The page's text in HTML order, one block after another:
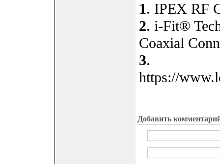
1. IPEX RF
2. i-Fit®
Coaxial
3.
https://
Добавить